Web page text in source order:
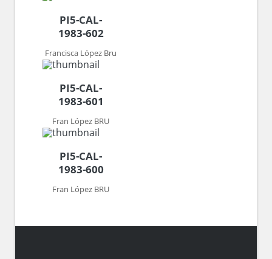
PI5-CAL-
1983-602
Francisca López Bru
PI5-CAL-
1983-601
Fran López BRU
PI5-CAL-
1983-600
Fran López BRU